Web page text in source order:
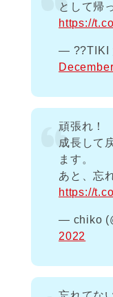
として帰
https://
— ??TIKI
頑張れ！
成長して
ます。
あと、忘
https://
— chiko
2022